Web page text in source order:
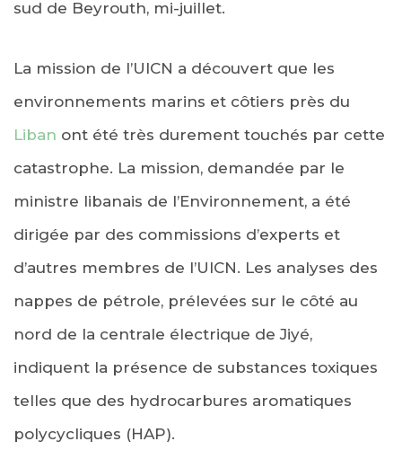
sud de Beyrouth, mi-juillet.
La mission de l’UICN a découvert que les
environnements marins et côtiers près du
Liban ont été très durement touchés par cette
catastrophe. La mission, demandée par le
ministre libanais de l’Environnement, a été
dirigée par des commissions d’experts et
d’autres membres de l’UICN. Les analyses des
nappes de pétrole, prélevées sur le côté au
nord de la centrale électrique de Jiyé,
indiquent la présence de substances toxiques
telles que des hydrocarbures aromatiques
polycycliques (HAP).